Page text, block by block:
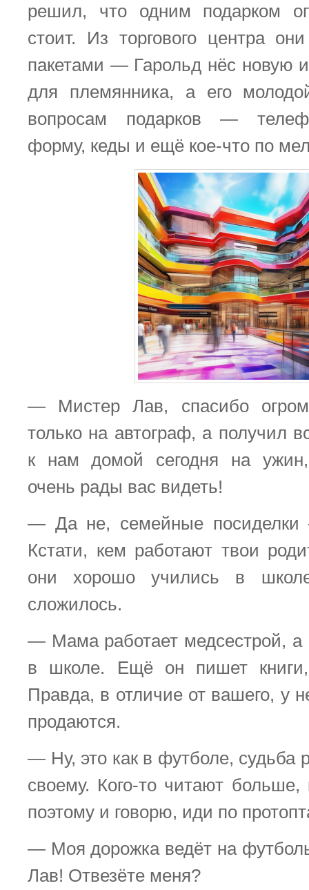
решил, что одним подарком
стоит. Из торгового центра
пакетами — Гарольд нёс новую
для племянника, а его
вопросам подарков —
форму, кеды и ещё кое-что по
— Мистер Лав, спасибо
только на автограф, а получил
к нам домой сегодня на
очень рады вас видеть!
— Да не, семейные
Кстати, кем работают твои
они хорошо учились в
сложилось.
— Мама работает медсестрой,
в школе. Ещё он пишет
Правда, в отличие от вашего, у
продаются.
— Ну, это как в футболе, судьба
своему. Кого-то читают
поэтому и говорю, иди по
— Моя дорожка ведёт на
Лав! Отвезёте меня?